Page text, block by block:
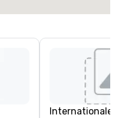
Internationaler